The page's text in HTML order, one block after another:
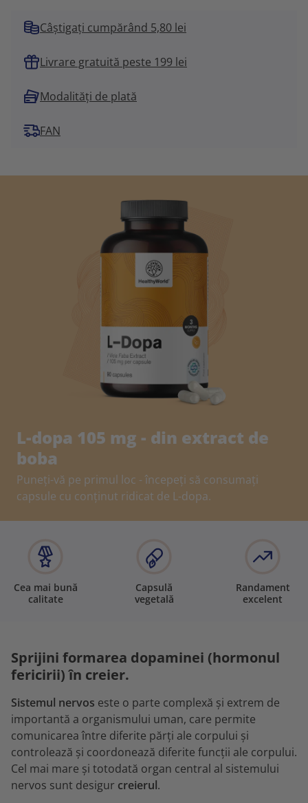
Câștigați cumpărând 5,80 lei
Livrare gratuită peste 199 lei
Modalități de plată
FAN
L-dopa 105 mg - din extract de
boba
Puneți-vă pe primul loc - începeți să consumați
capsule cu conținut ridicat de L-dopa.
Cea mai bună
calitate
Capsulă
vegetală
Randament
excelent
Sprijini formarea dopaminei (hormonul
fericirii) în creier.
Sistemul nervos este o parte complexă și extrem de
importantă a organismului uman, care permite
comunicarea între diferite părți ale corpului și
controlează și coordonează diferite funcții ale corpului.
Cel mai mare și totodată organ central al sistemului
nervos sunt desigur creierul.